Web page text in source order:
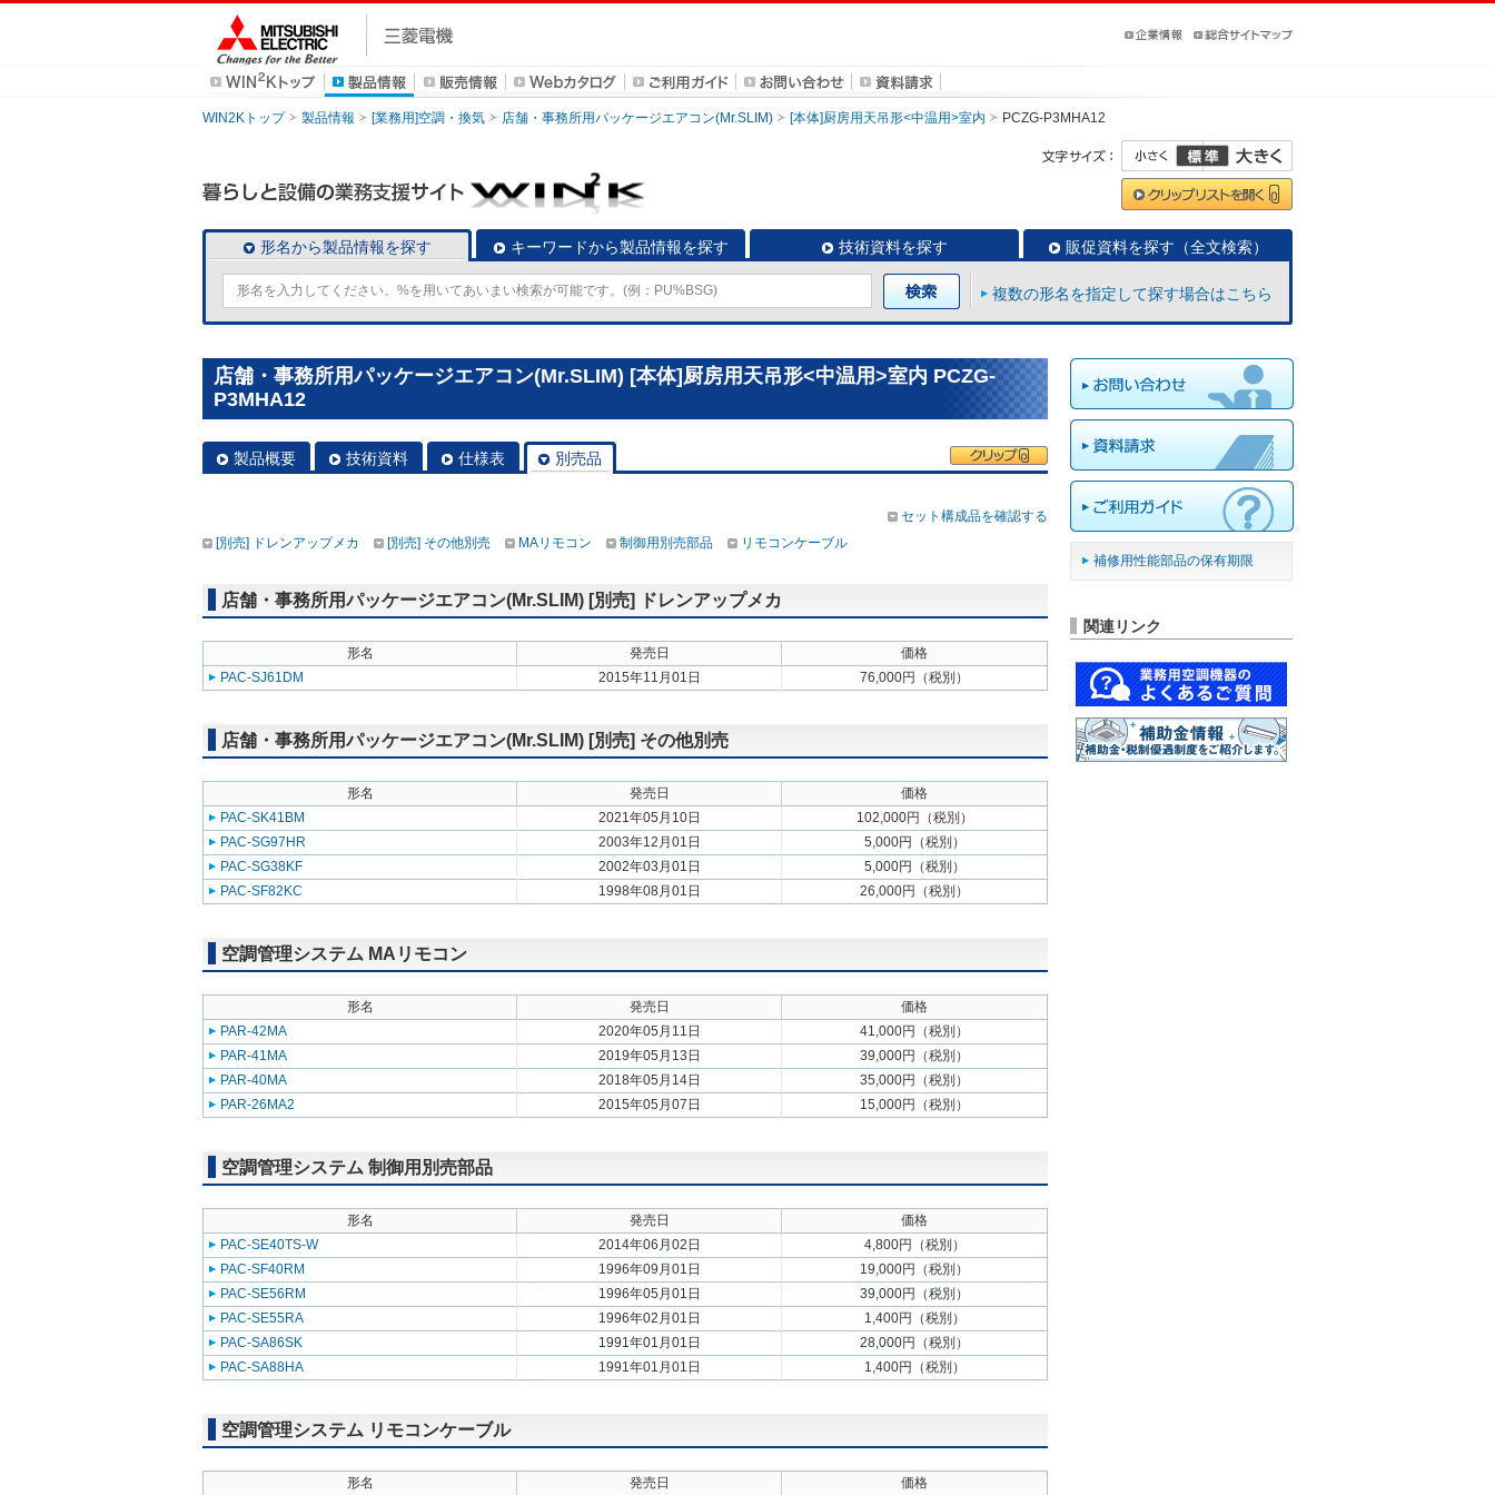
WIN2Kトップ 製品情報 [業務用]空調・換気 店舗・事務所用パッケージエアコン(Mr.SLIM) [本体]厨房用天吊形<中温用>室内 PCZG-P3MHA12
形名から製品情報を探す キーワードから製品情報を探す 技術資料を探す 販促資料を探す（全文検索）
複数の形名を指定して探す場合はこちら
店舗・事務所用パッケージエアコン(Mr.SLIM) [本体]厨房用天吊形<中温用>室内 PCZG-
P3MHA12
製品概要 技術資料 仕様表 別売品
セット構成品を確認する
[別売] ドレンアップメカ
[別売] その他別売 MAリモコン 制御用別売部品 リモコンケーブル
店舗・事務所用パッケージエアコン(Mr.SLIM) [別売] ドレンアップメカ
形名 発売日
価格
PAC-SJ61DM
2015年11月01日 76,000円（税別）
店舗・事務所用パッケージエアコン(Mr.SLIM) [別売] その他別売
形名 発売日
価格
PAC-SK41BM
2021年05月10日
102,000円（税別）
PAC-SG97HR
2003年12月01日
5,000円（税別）
PAC-SG38KF
2002年03月01日
5,000円（税別）
PAC-SF82KC
1998年08月01日 26,000円（税別）
空調管理システム MAリモコン
形名 発売日
価格
PAR-42MA
2020年05月11日
41,000円（税別）
PAR-41MA
2019年05月13日
39,000円（税別）
PAR-40MA
2018年05月14日
35,000円（税別）
PAR-26MA2
2015年05月07日 15,000円（税別）
空調管理システム 制御用別売部品
形名 発売日
価格
PAC-SE40TS-W
2014年06月02日
4,800円（税別）
PAC-SF40RM
1996年09月01日
19,000円（税別）
PAC-SE56RM
1996年05月01日
39,000円（税別）
PAC-SE55RA
1996年02月01日
1,400円（税別）
PAC-SA86SK
1991年01月01日
28,000円（税別）
PAC-SA88HA
1991年01月01日 1,400円（税別）
空調管理システム リモコンケーブル
形名 発売日 価格
補修用性能部品の保有期限
関連リンク